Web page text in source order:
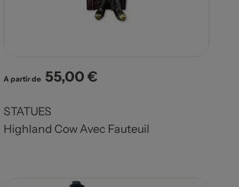
A partir de Prix
55,00 €
STATUES
Highland Cow Avec Fauteuil